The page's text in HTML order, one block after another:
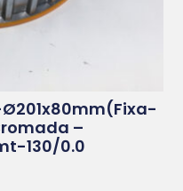
ø201x80mm(fixa-
–
130/0.0